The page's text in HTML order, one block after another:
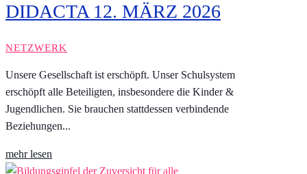
DIDACTA 12. MÄRZ 2026
NETZWERK
Unsere Gesellschaft ist erschöpft. Unser Schulsystem
erschöpft alle Beteiligten, insbesondere die Kinder &
Jugendlichen. Sie brauchen stattdessen verbindende
Beziehungen...
mehr lesen